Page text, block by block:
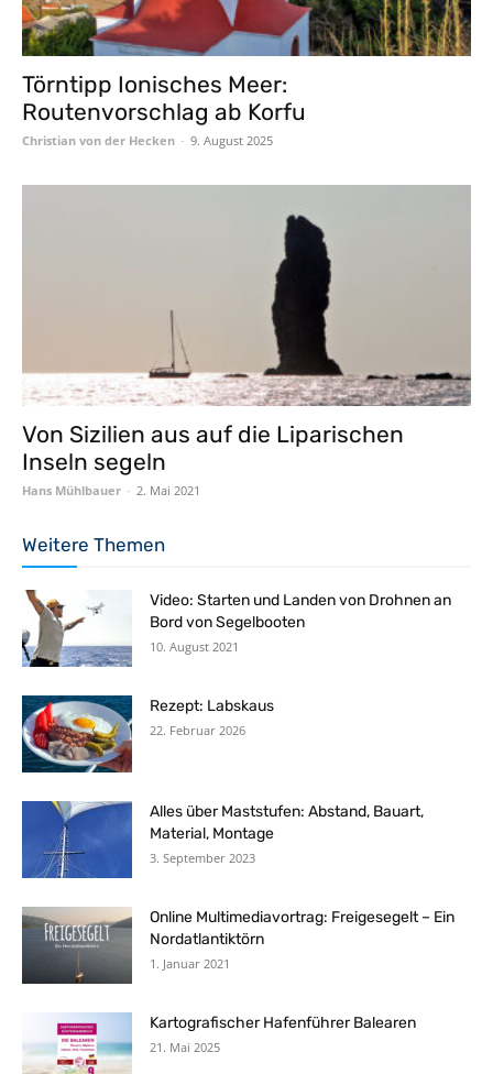
Törntipp Ionisches Meer:
Routenvorschlag ab Korfu
Christian von der Hecken - 9. August 2025
Von Sizilien aus auf die Liparischen
Inseln segeln
Hans Mühlbauer - 2. Mai 2021
Weitere Themen
Video: Starten und Landen von Drohnen an
Bord von Segelbooten
10. August 2021
Rezept: Labskaus
22. Februar 2026
Alles über Maststufen: Abstand, Bauart,
Material, Montage
3. September 2023
Online Multimediavortrag: Freigesegelt – Ein
Nordatlantiktörn
1. Januar 2021
Kartografischer Hafenführer Balearen
21. Mai 2025